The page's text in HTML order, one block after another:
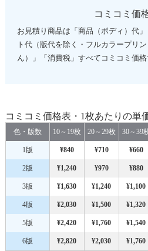
コミコミ価
お見積り商品は「商品（ボディ）代
ト代（版代を除く・フルカラープリ
ん）」「消費税」すべてコミコミ価格
コミコミ価格表・1枚あたりの単
色・版数 10～19枚 20～29枚 30～39
1版 ¥840 ¥710 ¥660
2版 ¥1,240 ¥970 ¥880
3版 ¥1,630 ¥1,240 ¥1,100
4版 ¥2,030 ¥1,500 ¥1,320
5版 ¥2,420 ¥1,760 ¥1,540
6版 ¥2,820 ¥2,030 ¥1,760